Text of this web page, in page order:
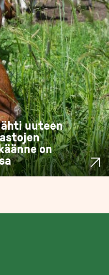
uuteen
on